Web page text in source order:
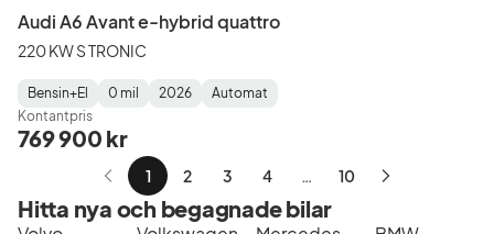
Audi A6 Avant e-hybrid quattro
220 KW S TRONIC
Fuel
Type:
Bensin+El
Mätarställning:
0 mil
Model
Year:
2026
Gearbox
Type:
Automat
Kontantpris
769 900 kr
1 2 3 4 … 10
Nästa
Hitta nya och begagnade bilar